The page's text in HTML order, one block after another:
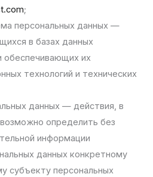
;
персональных данных —
в базах данных
обеспечивающих их
технологий и технических
данных — действия, в
определить без
информации
данных конкретному
субъекту персональных